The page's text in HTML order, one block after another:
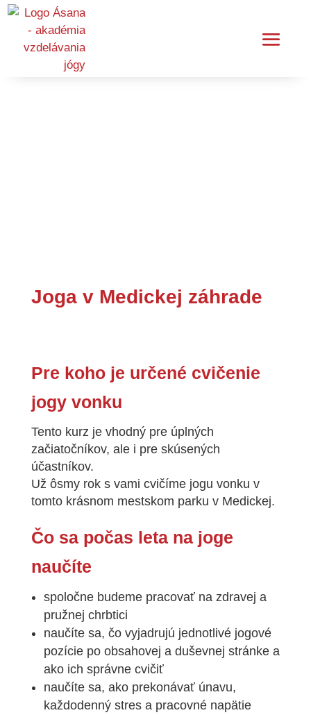
Joga v Medickej záhrade
Pre koho je určené cvičenie
jogy vonku
Tento kurz je vhodný pre úplných
začiatočníkov, ale i pre skúsených
účastníkov.
Už ôsmy rok s vami cvičíme jogu vonku v
tomto krásnom mestskom parku v Medickej.
Čo sa počas leta na joge
naučíte
spoločne budeme pracovať na zdravej a
pružnej chrbtici
naučíte sa, čo vyjadrujú jednotlivé jogové
pozície po obsahovej a duševnej stránke a
ako ich správne cvičiť
naučíte sa, ako prekonávať únavu,
každodenný stres a pracovné napätie